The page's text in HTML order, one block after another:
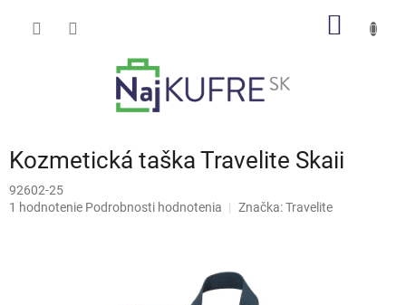
Kozmetická taška Travelite Skaii
92602-25
Priemerné
1 hodnotenie Podrobnosti hodnotenia Značka:Travelite